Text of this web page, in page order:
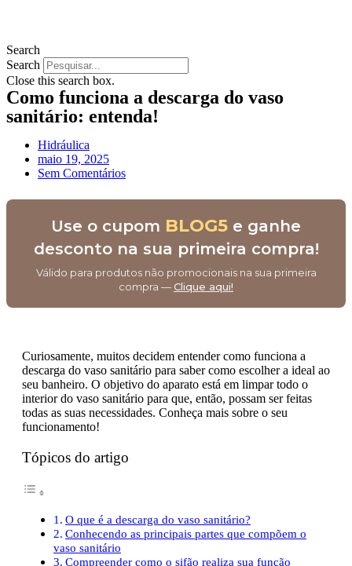
Search
Search
Close this search box.
Como funciona a descarga do vaso
sanitário: entenda!
Hidráulica
maio 19, 2025
Sem Comentários
Use o cupom BLOG5 e ganhe
desconto na sua primeira compra!
Válido para produtos não promocionais na sua primeira
compra —Clique aqui!
Curiosamente, muitos decidem entender como funciona a
descarga do vaso sanitário para saber como escolher a ideal ao
seu banheiro. O objetivo do aparato está em limpar todo o
interior do vaso sanitário para que, então, possam ser feitas
todas as suas necessidades. Conheça mais sobre o seu
funcionamento!
Tópicos do artigo
O que é a descarga do vaso sanitário?
Conhecendo as principais partes que compõem o
vaso sanitário
Compreender como o sifão realiza sua função